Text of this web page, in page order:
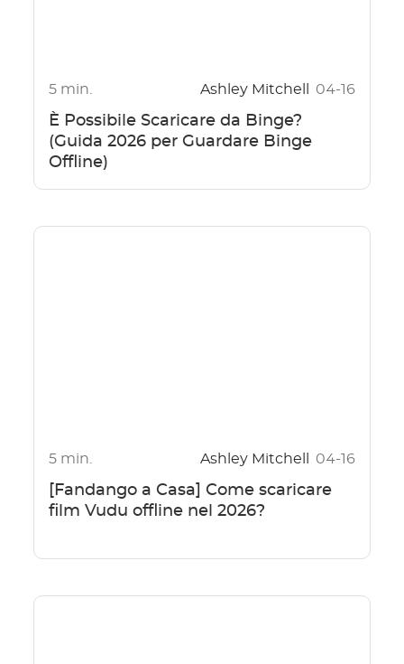
5 min. Ashley Mitchell 04-16
È Possibile Scaricare da Binge?
(Guida 2026 per Guardare Binge
Offline)
5 min. Ashley Mitchell 04-16
[Fandango a Casa] Come scaricare
film Vudu offline nel 2026?